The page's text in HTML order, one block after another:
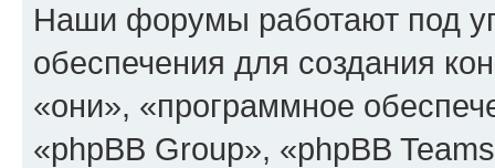
Наши форумы работают под
обеспечения для создания
«они», «программное
«phpBB Group», «phpBB